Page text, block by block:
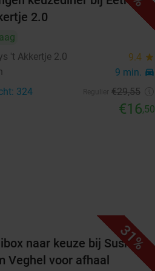
2.0
't Akkertje 2.0
9.4 star
9 min. directions_car
324 €29,55
€16,50
31%
naar keuze bij Sushi
Veghel voor afhaal